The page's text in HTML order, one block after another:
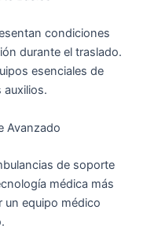
condiciones
durante el traslado.
esenciales de
auxilios.
Avanzado
de soporte
médica más
equipo médico